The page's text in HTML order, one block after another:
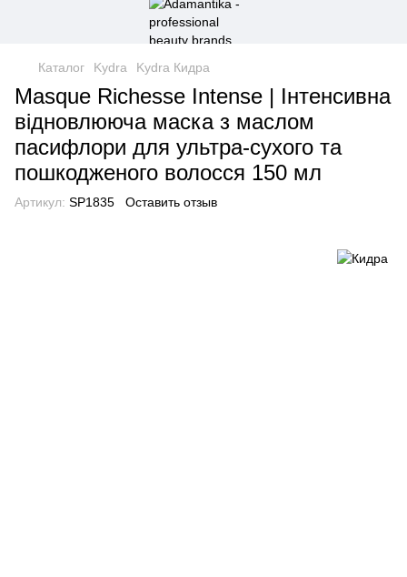
Каталог Kydra Kydra Кидра
Masque Richesse Intense | Інтенсивна
відновлююча маска з маслом
пасифлори для ультра-сухого та
пошкодженого волосся 150 мл
Артикул: SP1835 Оставить отзыв